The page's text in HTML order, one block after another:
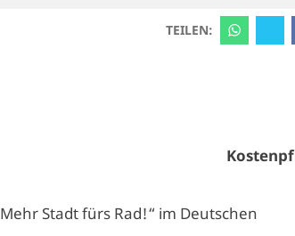
TEILEN:
Stadt fürs Rad!“ im Deutschen